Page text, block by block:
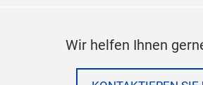
Wir helfen Ihnen